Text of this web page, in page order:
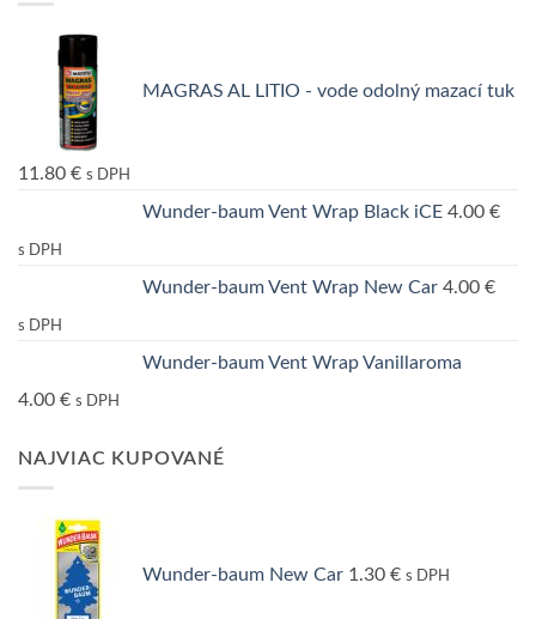
MAGRAS AL LITIO - vode odolný mazací tuk
11.80 € s DPH
Wunder-baum Vent Wrap Black iCE 4.00 €
s DPH
Wunder-baum Vent Wrap New Car 4.00 €
s DPH
Wunder-baum Vent Wrap Vanillaroma
4.00 € s DPH
NAJVIAC KUPOVANÉ
Wunder-baum New Car 1.30 € s DPH